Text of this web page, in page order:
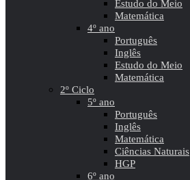
Estudo do Meio
Matemática
4º ano
Português
Inglês
Estudo do Meio
Matemática
2º Ciclo
5º ano
Português
Inglês
Matemática
Ciências Naturais
HGP
6º ano